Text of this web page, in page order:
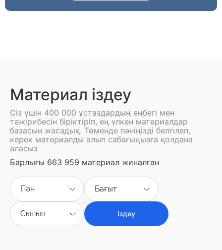
Материал іздеу
Сіз үшін 400 000 ұстаздардың еңбегі мен
тәжірибесін біріктіріп, ең үлкен материалдар
базасын жасадық. Төменде пәніңізді белгілеп,
керек материалды алып сабағыңызға қолдана
аласыз
Барлығы 663 959 материал жиналған
Пән Бағыт
Сынып Іздеу